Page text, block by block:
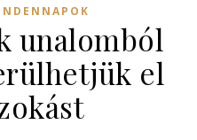
unalomból
el